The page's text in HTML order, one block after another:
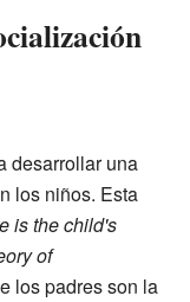
desarrollar una
los niños. Esta
is the child's
of
los padres son la